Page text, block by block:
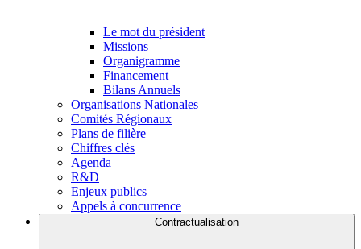
Le mot du président
Missions
Organigramme
Financement
Bilans Annuels
Organisations Nationales
Comités Régionaux
Plans de filière
Chiffres clés
Agenda
R&D
Enjeux publics
Appels à concurrence
Contractualisation